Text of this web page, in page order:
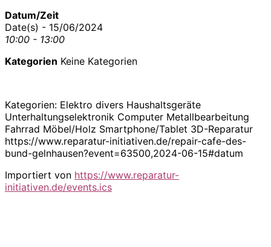
Datum/Zeit
Date(s) - 15/06/2024
10:00 - 13:00
Kategorien Keine Kategorien
Kategorien: Elektro divers Haushaltsgeräte
Unterhaltungselektronik Computer Metallbearbeitung
Fahrrad Möbel/Holz Smartphone/Tablet 3D-Reparatur
https://www.reparatur-initiativen.de/repair-cafe-des-
bund-gelnhausen?event=63500,2024-06-15#datum
Importiert von https://www.reparatur-
initiativen.de/events.ics